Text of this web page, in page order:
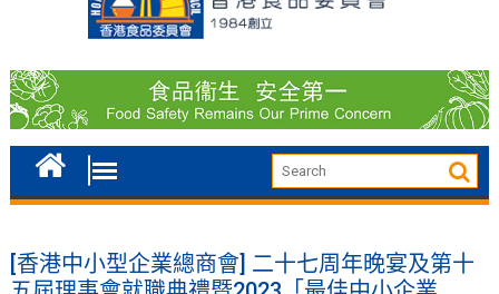
[香港中小型企業總商會] 二十七周年晚宴及第十